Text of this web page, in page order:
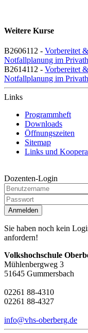
Weitere Kurse
B2606112 - Vorbereitet
Notfallplanung im
B2614112 - Vorbereitet
Notfallplanung im
Links
Programmheft
Downloads
Öffnungszeiten
Sitemap
Links und
Dozenten-Login
Anmelden
Sie haben noch kein
anfordern!
Volkshochschule
Mühlenbergweg 3
51645 Gummersbach
02261 88-4310
02261 88-4327
info@vhs-oberberg.de